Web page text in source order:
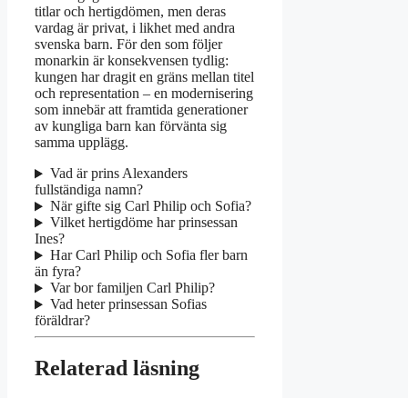
titlar och hertigdömen, men deras
vardag är privat, i likhet med andra
svenska barn. För den som följer
monarkin är konsekvensen tydlig:
kungen har dragit en gräns mellan titel
och representation – en modernisering
som innebär att framtida generationer
av kungliga barn kan förvänta sig
samma upplägg.
Vad är prins Alexanders
fullständiga namn?
När gifte sig Carl Philip och Sofia?
Vilket hertigdöme har prinsessan
Ines?
Har Carl Philip och Sofia fler barn
än fyra?
Var bor familjen Carl Philip?
Vad heter prinsessan Sofias
föräldrar?
Relaterad läsning